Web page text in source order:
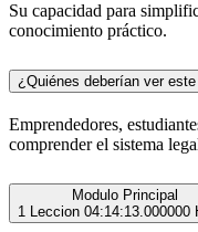
Su capacidad para
conocimiento práctico.
¿Quiénes deberían ver
Emprendedores,
comprender el sistema
Modulo Principal
1 Leccion 04:14:13.000000